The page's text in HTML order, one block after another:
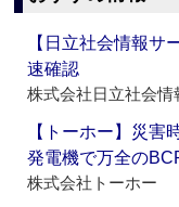
【日立社会情報サ
速確認
株式会社日立社会情
【トーホー】災
発電機で万全の
株式会社トーホー